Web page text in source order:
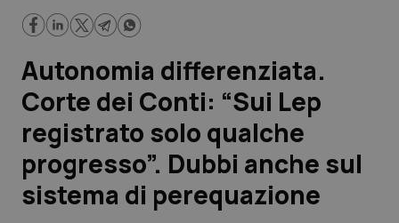
Lavoro e Professioni
Scienza e Farmaci
Studi e Analisi
Lettere al direttore
Autonomia differenziata.
Corte dei Conti: “Sui Lep
registrato solo qualche
progresso”. Dubbi anche sul
sistema di perequazione